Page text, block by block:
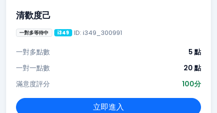
清歡度己
一對多等待中 i349 ID: i349_300991
一對多點數
5 點
一對一點數
20 點
滿意度評分
100分
立即進入